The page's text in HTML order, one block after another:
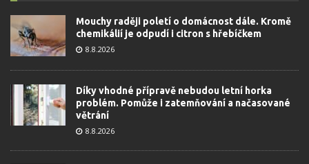
Mouchy raději poletí o domácnost dále. Kromě
chemikálií je odpudí i citron s hřebíčkem
8.8.2026
Díky vhodné přípravě nebudou letní horka
problém. Pomůže i zatemňování a načasované
větrání
8.8.2026